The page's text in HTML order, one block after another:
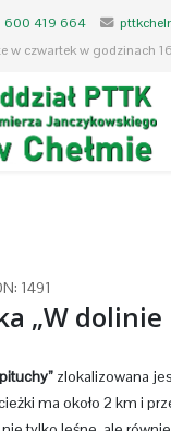
600 419 664
w czwartek w godzinach
1491
„W
zlokalizowana
ma około 2 km i